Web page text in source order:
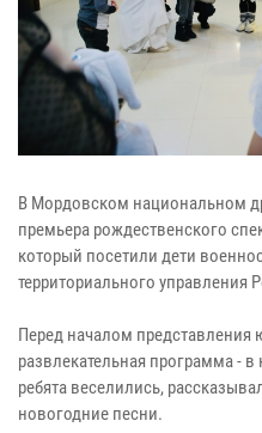
В Мордовском национальном
премьера рождественского
который посетили дети
территориального управления
Перед началом представления
развлекательная программа -
ребята веселились,
новогодние песни.